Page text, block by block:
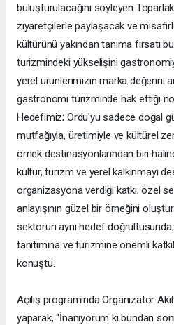
buluşturulacağını söyleyen
ziyaretçilerle paylaşacak ve
kültürünü yakından tanıma fırsatı
turizmindeki yükselişini
yerel ürünlerimizin marka değerini
gastronomi turizminde hak ettiği
Hedefimiz; Ordu'yu sadece doğal
mutfağıyla, üretimiyle ve kültürel
örnek destinasyonlarından biri
kültür, turizm ve yerel kalkınmayı
organizasyona verdiği katkı; özel
anlayışının güzel bir örneğini
sektörün aynı hedef doğrultusunda
tanıtımına ve turizmine önemli
konuştu.
Açılış programında Organizatör
yaparak, “İnanıyorum ki bundan